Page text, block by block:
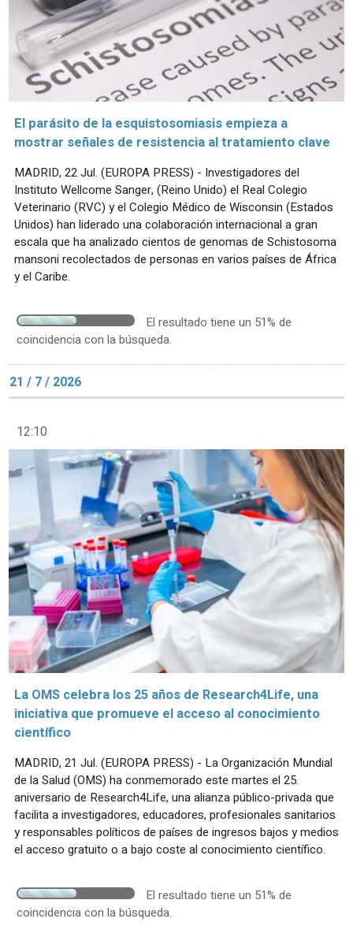
El parásito de la esquistosomiasis empieza a
mostrar señales de resistencia al tratamiento clave
MADRID, 22 Jul. (EUROPA PRESS) - Investigadores del
Instituto Wellcome Sanger, (Reino Unido) el Real Colegio
Veterinario (RVC) y el Colegio Médico de Wisconsin (Estados
Unidos) han liderado una colaboración internacional a gran
escala que ha analizado cientos de genomas de Schistosoma
mansoni recolectados de personas en varios países de África
y el Caribe.
El resultado tiene un 51% de
coincidencia con la búsqueda.
21 / 7 / 2026
12:10
La OMS celebra los 25 años de Research4Life, una
iniciativa que promueve el acceso al conocimiento
científico
MADRID, 21 Jul. (EUROPA PRESS) - La Organización Mundial
de la Salud (OMS) ha conmemorado este martes el 25.
aniversario de Research4Life, una alianza público-privada que
facilita a investigadores, educadores, profesionales sanitarios
y responsables políticos de países de ingresos bajos y medios
el acceso gratuito o a bajo coste al conocimiento científico.
El resultado tiene un 51% de
coincidencia con la búsqueda.